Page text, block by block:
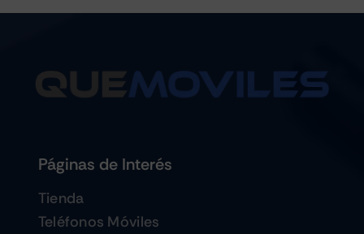
Páginas de Interés
Tienda
Teléfonos Móviles